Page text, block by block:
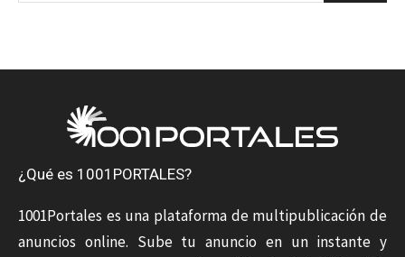
¿Qué es 1001PORTALES?
1001Portales es una plataforma de multipublicación de
anuncios online. Sube tu anuncio en un instante y